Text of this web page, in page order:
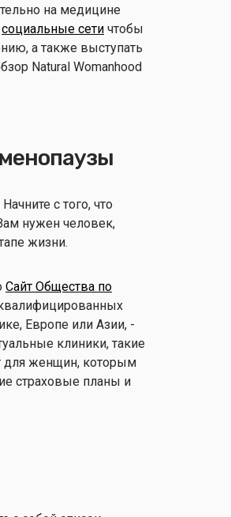
на медицине
социальные сети чтобы
а также выступать
Natural Womanhood
с того, что
нужен человек,
жизни.
Сайт Общества по
Европе или Азии, -
клиники, такие
для женщин, которым
страховые планы и